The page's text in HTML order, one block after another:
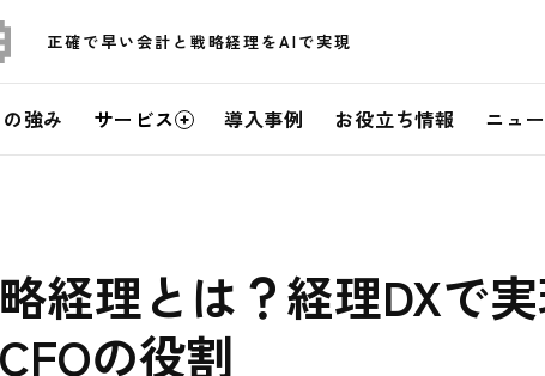
正確で早い会計と戦略経理をAIで実現
強み サービス 導入事例 お役立ち情報 ニュ
経理とは？経理DXで
の役割